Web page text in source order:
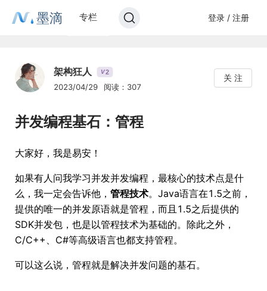
墨滴 专栏 登录 / 注册
架构狂人 V2
2023/04/29 阅读：307
关 注
并发编程基石：管程
大家好，我是易安！
如果有人问我学习并发并发编程，最核心的技术点是什
么，我一定会告诉他， 管程技术。Java语言在1.5之前，
提供的唯一的并发原语就是管程，而且1.5之后提供的
SDK并发包，也是以管程技术为基础的。除此之外，
C/C++、C#等高级语言也都支持管程。
可以这么说，管程就是解决并发问题的基石。